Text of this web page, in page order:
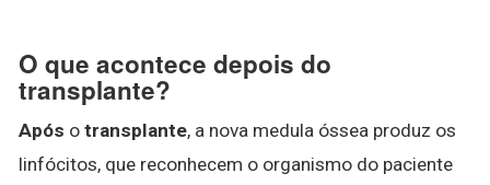
O que acontece depois do
transplante?
Após o transplante, a nova medula óssea produz os
linfócitos, que reconhecem o organismo do paciente